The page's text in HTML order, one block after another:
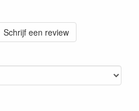
Schrijf een review